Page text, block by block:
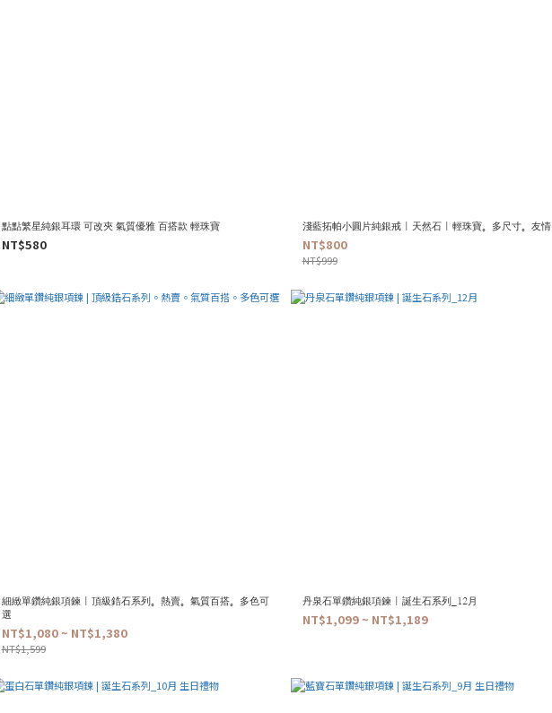
點點繁星純銀耳環 可改夾 氣質優雅 百搭款 輕珠寶
NT$580
淺藍拓帕小圓片純銀戒 | 天然石 | 輕珠寶。多尺寸。友情
NT$800
NT$999
細緻單鑽純銀項鍊 | 頂級鋯石系列。熱賣。氣質百搭。多色可
選
NT$1,080 ~ NT$1,380
NT$1,599
丹泉石單鑽純銀項鍊 | 誕生石系列_12月
NT$1,099 ~ NT$1,189